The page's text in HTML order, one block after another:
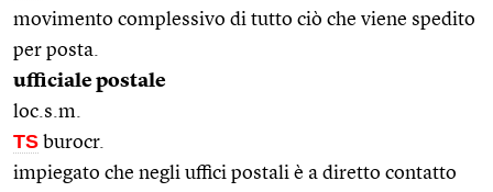
movimento complessivo di tutto ciò che viene spedito
per posta.
ufficiale postale
loc.s.m.
TS burocr.
impiegato che negli uffici postali è a diretto contatto